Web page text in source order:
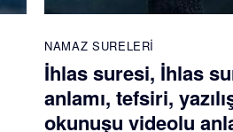
NAMAZ SURELERI
İhlas suresi, İhlas
anlamı, tefsiri,
okunuşu videolu